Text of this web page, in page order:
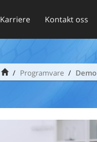
Karriere Kontakt oss
Programvare Demo